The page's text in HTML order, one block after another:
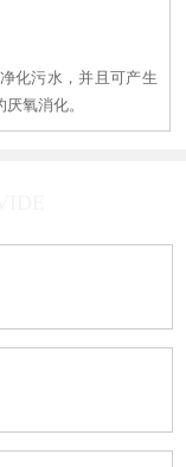
化污水，并且可产生
氧消化。